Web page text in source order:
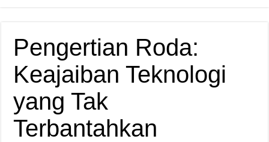
Pengertian Roda:
Keajaiban Teknologi
yang Tak
Terbantahkan